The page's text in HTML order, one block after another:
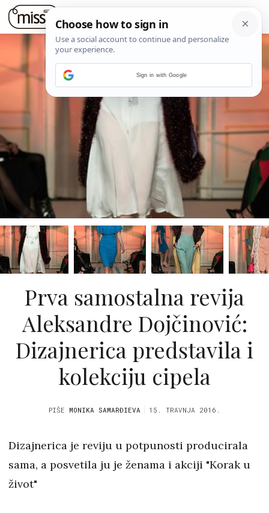
Prva samostalna revija
Aleksandre Dojčinović:
Dizajnerica predstavila i
kolekciju cipela
PIŠE MONIKA SAMARĐIEVA 15. TRAVNJA 2016.
Dizajnerica je reviju u potpunosti producirala
sama, a posvetila ju je ženama i akciji "Korak u
život"
Sign in with Google